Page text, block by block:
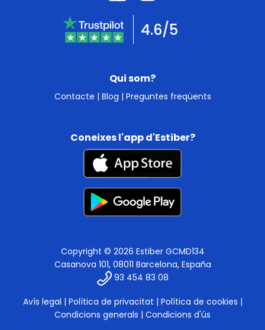
Qui som?
Contacte | Blog | Preguntes freqüents
4.6/5
Coneixes l'app d'Estiber?
Copyright © 2026 Estiber GCMD134
Casanova 101, 08011 Barcelona, España
93 454 83 08
Avís legal | Política de privacitat | Política de cookies |
Condicions generals | Condicions d'ús